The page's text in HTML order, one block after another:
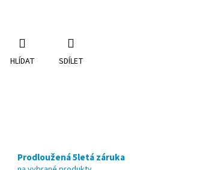
HLÍDAT SDÍLET
Prodloužená 5letá záruka